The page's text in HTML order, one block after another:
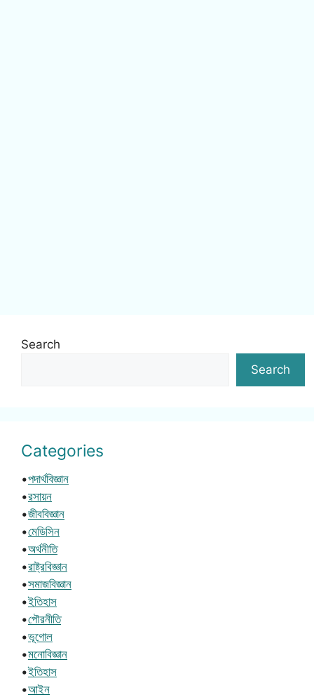
Search
Search
Categories
•পদার্থবিজ্ঞান
•রসায়ন
•জীববিজ্ঞান
•মেডিসিন
•অর্থনীতি
•রাষ্ট্রবিজ্ঞান
•সমাজবিজ্ঞান
•ইতিহাস
•পৌরনীতি
•ভূগোল
•মনোবিজ্ঞান
•ইতিহাস
•আইন